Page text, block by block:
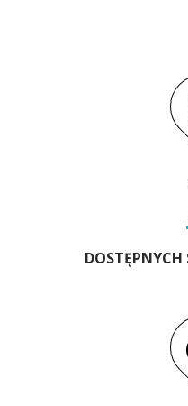
DOSTĘPNYCH